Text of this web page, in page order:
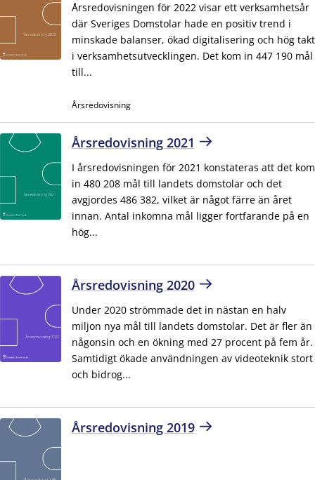
Årsredovisningen för 2022 visar ett verksamhetsår
där Sveriges Domstolar hade en positiv trend i
minskade balanser, ökad digitalisering och hög takt
i verksamhetsutvecklingen. Det kom in 447 190 mål
till...
Årsredovisning
Årsredovisning 2021
I årsredovisningen för 2021 konstateras att det kom
in 480 208 mål till landets domstolar och det
avgjordes 486 382, vilket är något färre än året
innan. Antal inkomna mål ligger fortfarande på en
hög...
Årsredovisning 2020
Under 2020 strömmade det in nästan en halv
miljon nya mål till landets domstolar. Det är fler än
någonsin och en ökning med 27 procent på fem år.
Samtidigt ökade användningen av videoteknik stort
och bidrog...
Årsredovisning 2019